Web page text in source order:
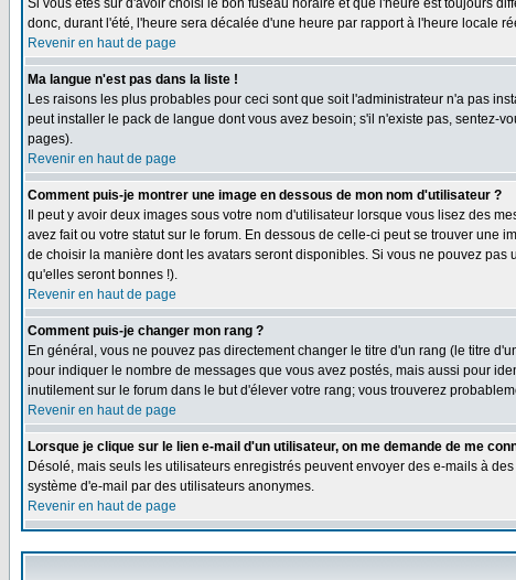
Si vous êtes sûr d'avoir choisi le bon fuseau horaire et que l'heure est toujours
donc, durant l'été, l'heure sera décalée d'une heure par rapport à l'heure locale
Revenir en haut de page
Ma langue n'est pas dans la liste !
Les raisons les plus probables pour ceci sont que soit l'administrateur n'a pas
peut installer le pack de langue dont vous avez besoin; s'il n'existe pas, sentez-
pages).
Revenir en haut de page
Comment puis-je montrer une image en dessous de mon nom d'utilisateur ?
Il peut y avoir deux images sous votre nom d'utilisateur lorsque vous lisez des
avez fait ou votre statut sur le forum. En dessous de celle-ci peut se trouver une
de choisir la manière dont les avatars seront disponibles. Si vous ne pouvez
qu'elles seront bonnes !).
Revenir en haut de page
Comment puis-je changer mon rang ?
En général, vous ne pouvez pas directement changer le titre d'un rang (le titre
pour indiquer le nombre de messages que vous avez postés, mais aussi pour
inutilement sur le forum dans le but d'élever votre rang; vous trouverez
Revenir en haut de page
Lorsque je clique sur le lien e-mail d'un utilisateur, on me demande de me
Désolé, mais seuls les utilisateurs enregistrés peuvent envoyer des e-mails à
système d'e-mail par des utilisateurs anonymes.
Revenir en haut de page